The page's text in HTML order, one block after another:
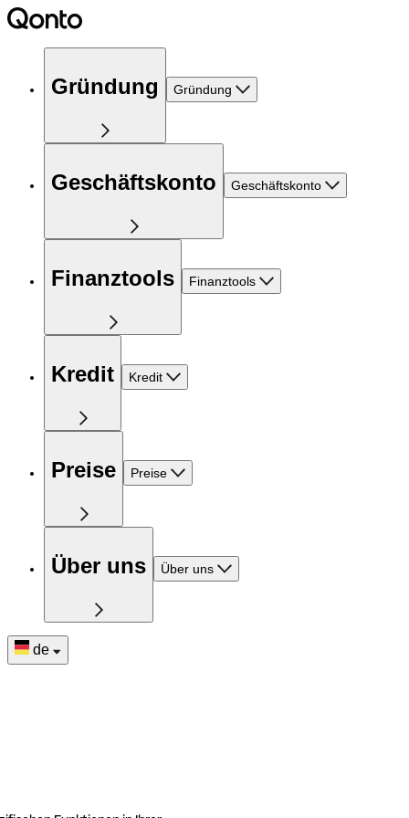
Gründung Gründung
Geschäftskonto Geschäftskonto
Finanztools Finanztools
Kredit Kredit
Preise Preise
Über uns Über uns
de